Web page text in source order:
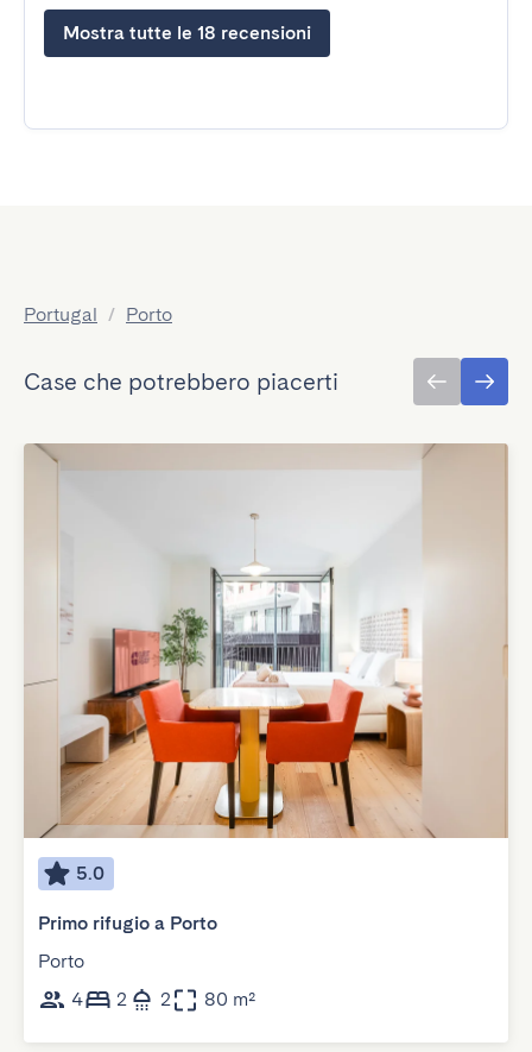
Mostra tutte le 18 recensioni
Portugal / Porto
Case che potrebbero piacerti
5.0
Primo rifugio a Porto
Porto
4
2 2 80 m²